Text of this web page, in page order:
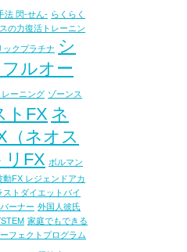
法 閃-せん- らくらく
の力復活トレーニン
ックプラチナ シ
ルオー
レーニング ゾーンス
トFX ネ
（ネオス
リFX ボルマン
動FX レジェンドアカ
ストダイエットバイ
ーナー 外国人彼氏
家庭でもできる
フェクトプログラム